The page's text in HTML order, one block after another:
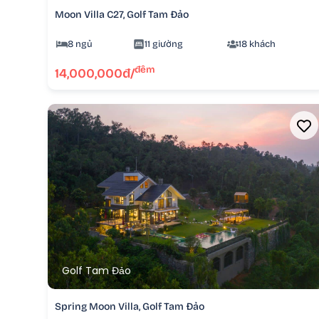
Moon Villa C27, Golf Tam Đảo
8 ngủ 11 giường 18 khách
14,000,000đ/đêm
Golf Tam Đảo
Spring Moon Villa, Golf Tam Đảo